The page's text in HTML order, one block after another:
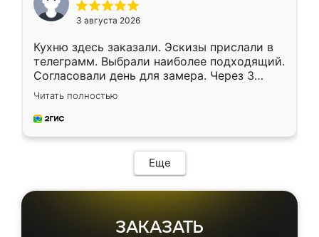
3 августа 2026
Кухню здесь заказали. Эскизы прислали в
телеграмм. Выбрали наиболее подходящий.
Согласовали день для замера. Через 3
недели кухня была уже готова. Остались
довольны работой. Спасибо Ренессанс
мебель за качественную работу!
Читать полностью
Еще
ЗАКАЗАТЬ